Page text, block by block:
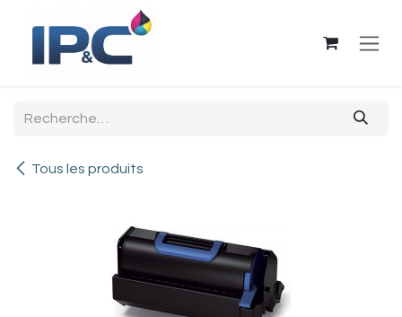
Se rendre au contenu
Tous les produits